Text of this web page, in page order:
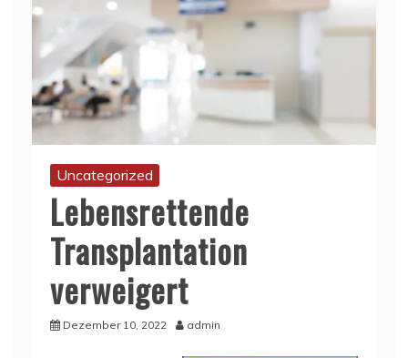
Uncategorized
Lebensrettende
Transplantation
verweigert
Dezember 10, 2022 admin